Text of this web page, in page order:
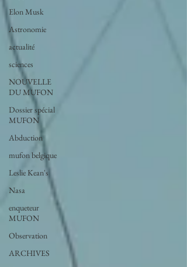
Elon Musk
Astronomie
actualité
sciences
NOUVELLE
DU MUFON
Dossier spécial
MUFON
Abduction
mufon belgique
Leslie Kean's
Nasa
enqueteur
MUFON
Observation
ARCHIVES